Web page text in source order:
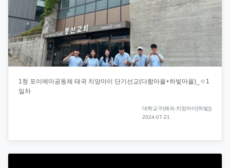
1청 포이에마공동체 태국 치앙마이 단기선교(다함마을+하빛마을)_ㅇ1
일차
대학교구(해외-치앙마이[하빛])
2024-07-21